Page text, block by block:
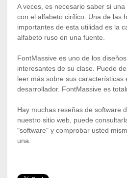
A veces, es necesario saber si
con el alfabeto cirílico. Una de las
importantes de esta utilidad es la
alfabeto ruso en una fuente.
FontMassive es uno de los
interesantes de su clase. Puede
leer más sobre sus características
desarrollador. FontMassive es
Hay muchas reseñas de software
nuestro sitio web, puede
"software" y comprobar usted
una.